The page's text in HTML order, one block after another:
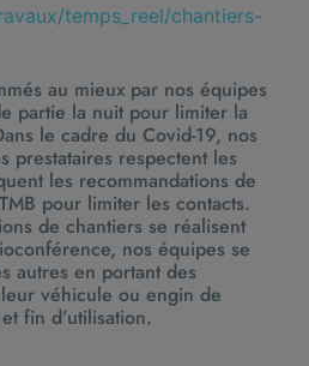
temps_reel/chantiers-
au mieux par nos équipes
partie la nuit pour limiter la
le cadre du Covid-19, nos
prestataires respectent les
les recommandations de
pour limiter les contacts.
de chantiers se réalisent
nos équipes se
autres en portant des
véhicule ou engin de
fin d’utilisation.